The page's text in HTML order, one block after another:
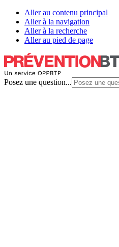
Aller au contenu principal
Aller à la navigation
Aller à la recherche
Aller au pied de page
Posez une question...